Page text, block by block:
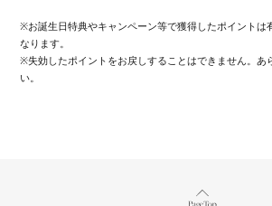
※お誕生日特典やキャンペーン等で獲得したポイントは
なります。
※失効したポイントをお戻しすることはできません。あ
い。
Page Top